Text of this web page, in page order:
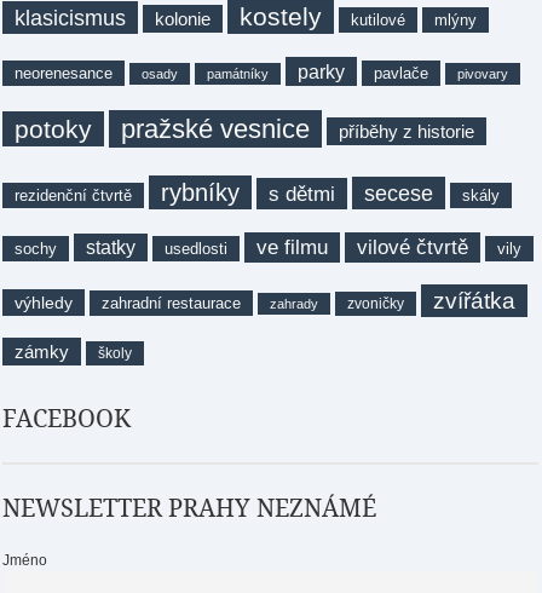
klasicismus kolonie kostely kutilové mlýny
neorenesance osady památníky parky pavlače pivovary
potoky pražské vesnice příběhy z historie
rezidenční čtvrtě rybníky s dětmi secese skály
sochy statky usedlosti ve filmu vilové čtvrtě vily
výhledy zahradní restaurace zahrady zvoničky zvířátka
zámky školy
FACEBOOK
NEWSLETTER PRAHY NEZNÁMÉ
Jméno